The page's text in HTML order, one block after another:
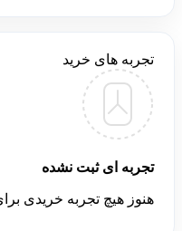
تجربه های خرید
تجربه ای ثبت نشده
هنوز هیچ تجربه خریدی